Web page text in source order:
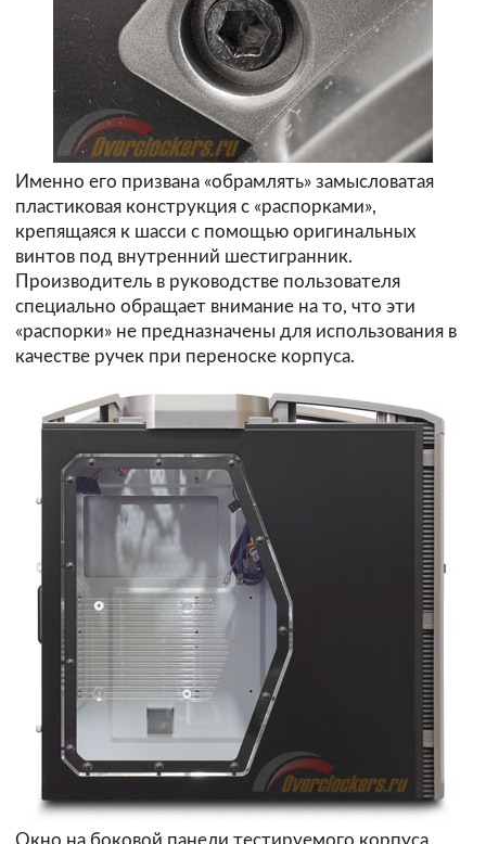
Именно его призвана «обрамлять» замысловатая
пластиковая конструкция с «распорками»,
крепящаяся к шасси с помощью оригинальных
винтов под внутренний шестигранник.
Производитель в руководстве пользователя
специально обращает внимание на то, что эти
«распорки» не предназначены для использования в
качестве ручек при переноске корпуса.